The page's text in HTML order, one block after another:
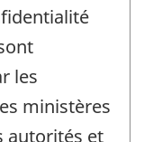
les
ministères
autorités et